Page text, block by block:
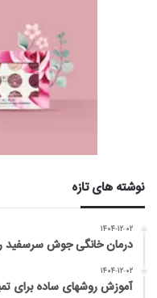
نوشته های تازه
۱۴۰۴-۱۲-۰۲
درمان خانگی جوش سرسفید
۱۴۰۴-۱۲-۰۲
آموزش روشهای ساده برای